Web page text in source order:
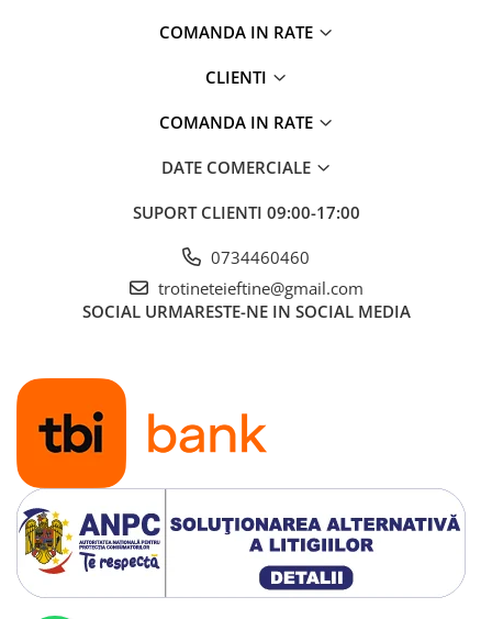
COMANDA IN RATE
CLIENTI
COMANDA IN RATE
DATE COMERCIALE
SUPORT CLIENTI 09:00-17:00
0734460460
trotineteieftine@gmail.com
SOCIAL URMARESTE-NE IN SOCIAL MEDIA